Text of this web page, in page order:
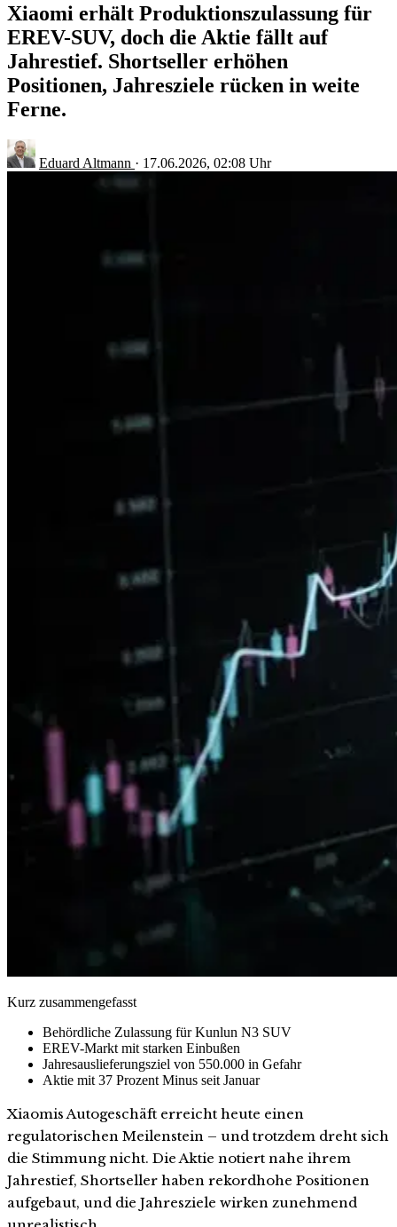
Xiaomi erhält Produktionszulassung für
EREV-SUV, doch die Aktie fällt auf
Jahrestief. Shortseller erhöhen
Positionen, Jahresziele rücken in weite
Ferne.
Eduard Altmann · 17.06.2026, 02:08 Uhr
Kurz zusammengefasst
Behördliche Zulassung für Kunlun N3 SUV
EREV-Markt mit starken Einbußen
Jahresauslieferungsziel von 550.000 in Gefahr
Aktie mit 37 Prozent Minus seit Januar
Xiaomis Autogeschäft erreicht heute einen
regulatorischen Meilenstein – und trotzdem dreht sich
die Stimmung nicht. Die Aktie notiert nahe ihrem
Jahrestief, Shortseller haben rekordhohe Positionen
aufgebaut, und die Jahresziele wirken zunehmend